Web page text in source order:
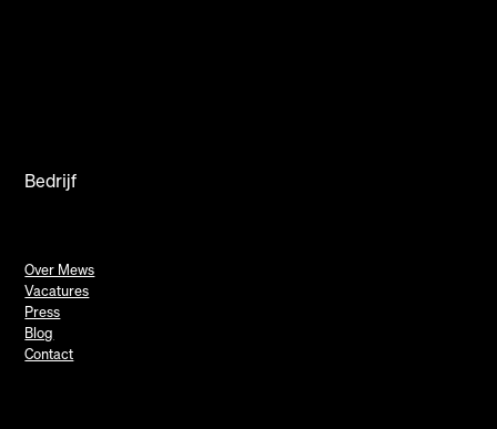
Bedrijf
Over Mews
Vacatures
Press
Blog
Contact